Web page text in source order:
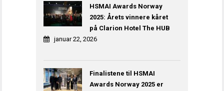
HSMAI Awards Norway
2025: Årets vinnere kåret
på Clarion Hotel The HUB
januar 22, 2026
Finalistene til HSMAI
Awards Norway 2025 er